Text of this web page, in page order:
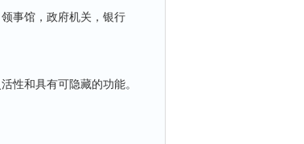
事馆，政府机关，银行
和具有可隐藏的功能。